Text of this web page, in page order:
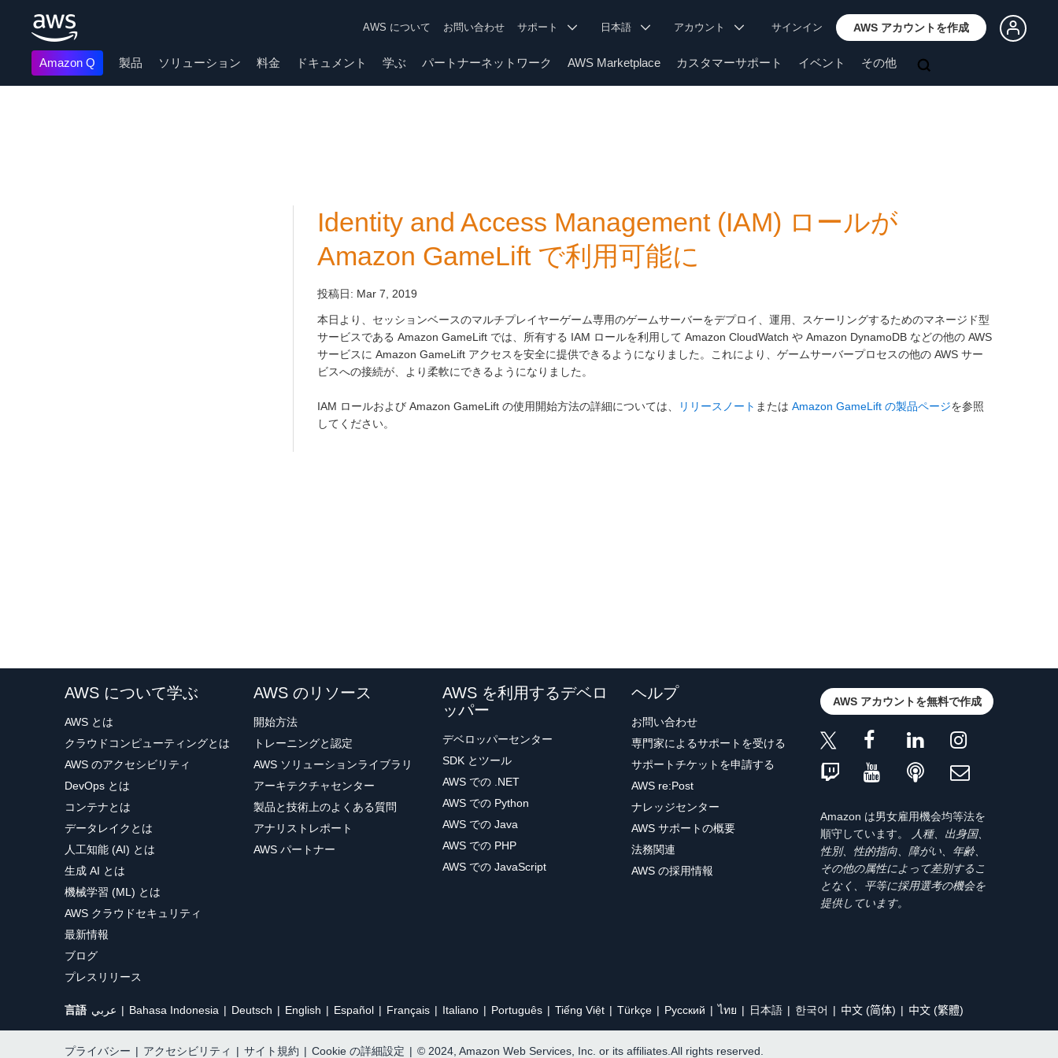
AWS について お問い合わせ サポート 日本語 アカウント サインイン AWS アカウントを作成
Amazon Q 製品 ソリューション 料金 ドキュメント 学ぶ パートナーネットワーク AWS Marketplace カスタマーサポート イベント その他
Identity and Access Management (IAM) ロールが
Amazon GameLift で利用可能に
投稿日: Mar 7, 2019
本日より、セッションベースのマルチプレイヤーゲーム専用のゲームサーバーをデプロイ、運用、スケーリングするためのマネージド型
サービスである Amazon GameLift では、所有する IAM ロールを利用して Amazon CloudWatch や Amazon DynamoDB などの他の AWS
サービスに Amazon GameLift アクセスを安全に提供できるようになりました。これにより、ゲームサーバープロセスの他の AWS サー
ビスへの接続が、より柔軟にできるようになりました。
IAM ロールおよび Amazon GameLift の使用開始方法の詳細については、 リリースノート または Amazon GameLift の製品ページを参照
してください。
AWS について学ぶ
AWS とは
クラウドコンピューティングとは
AWS のアクセシビリティ
DevOps とは
コンテナとは
データレイクとは
人工知能 (AI) とは
生成 AI とは
機械学習 (ML) とは
AWS クラウドセキュリティ
最新情報
ブログ
プレスリリース
AWS のリソース
開始方法
トレーニングと認定
AWS ソリューションライブラリ
アーキテクチャセンター
製品と技術上のよくある質問
アナリストレポート
AWS パートナー
AWS を利用するデベロ
ッパー
デベロッパーセンター
SDK とツール
AWS での .NET
AWS での Python
AWS での Java
AWS での PHP
AWS での JavaScript
ヘルプ
お問い合わせ
専門家によるサポートを受ける
サポートチケットを申請する
AWS re:Post
ナレッジセンター
AWS サポートの概要
法務関連
AWS の採用情報
AWS アカウントを無料で作成
Amazon は男女雇用機会均等法を
順守しています。
人種、出身国、
性別、性的指向、障がい、年齢、
その他の属性によって差別するこ
となく、平等に採用選考の機会を
提供しています。
言語 عربي Bahasa Indonesia Deutsch English Español Français Italiano Português Tiếng Việt Türkçe Ρусский ไทย 日本語 한국어 中文 (简体) 中文 (繁體)
プライバシー | アクセシビリティ | サイト規約 | Cookie の詳細設定 | © 2024, Amazon Web Services, Inc. or its affiliates.All rights reserved.